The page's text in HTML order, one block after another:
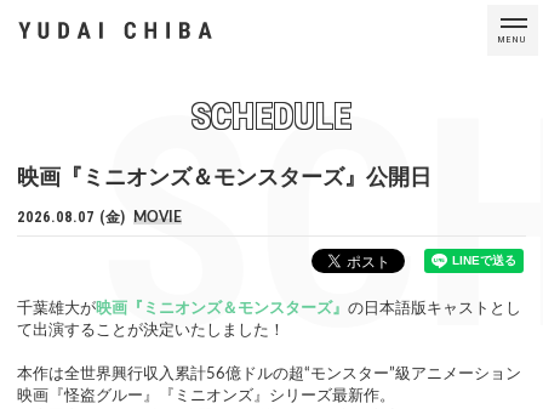
MENU
SCHEDULE
映画『ミニオンズ＆モンスターズ』公開日
2026.08.07 (金) MOVIE
千葉雄大が映画『ミニオンズ＆モンスターズ』 の日本語版キャストとし
て出演することが決定いたしました！
本作は全世界興行収入累計56億ドルの超“モンスター”級アニメーション
映画『怪盗グルー』『ミニオンズ』シリーズ最新作。